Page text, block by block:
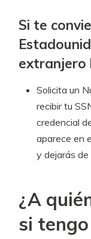
Si te
extranjero
Solicita un
recibir tu
credencial
aparece en
y dejarás de
¿A
si